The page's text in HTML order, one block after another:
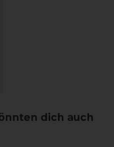
dich auch